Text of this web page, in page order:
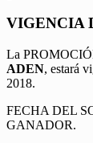
VIGENCIA
La
ADEN, estará
2018.
FECHA DEL
GANADOR.